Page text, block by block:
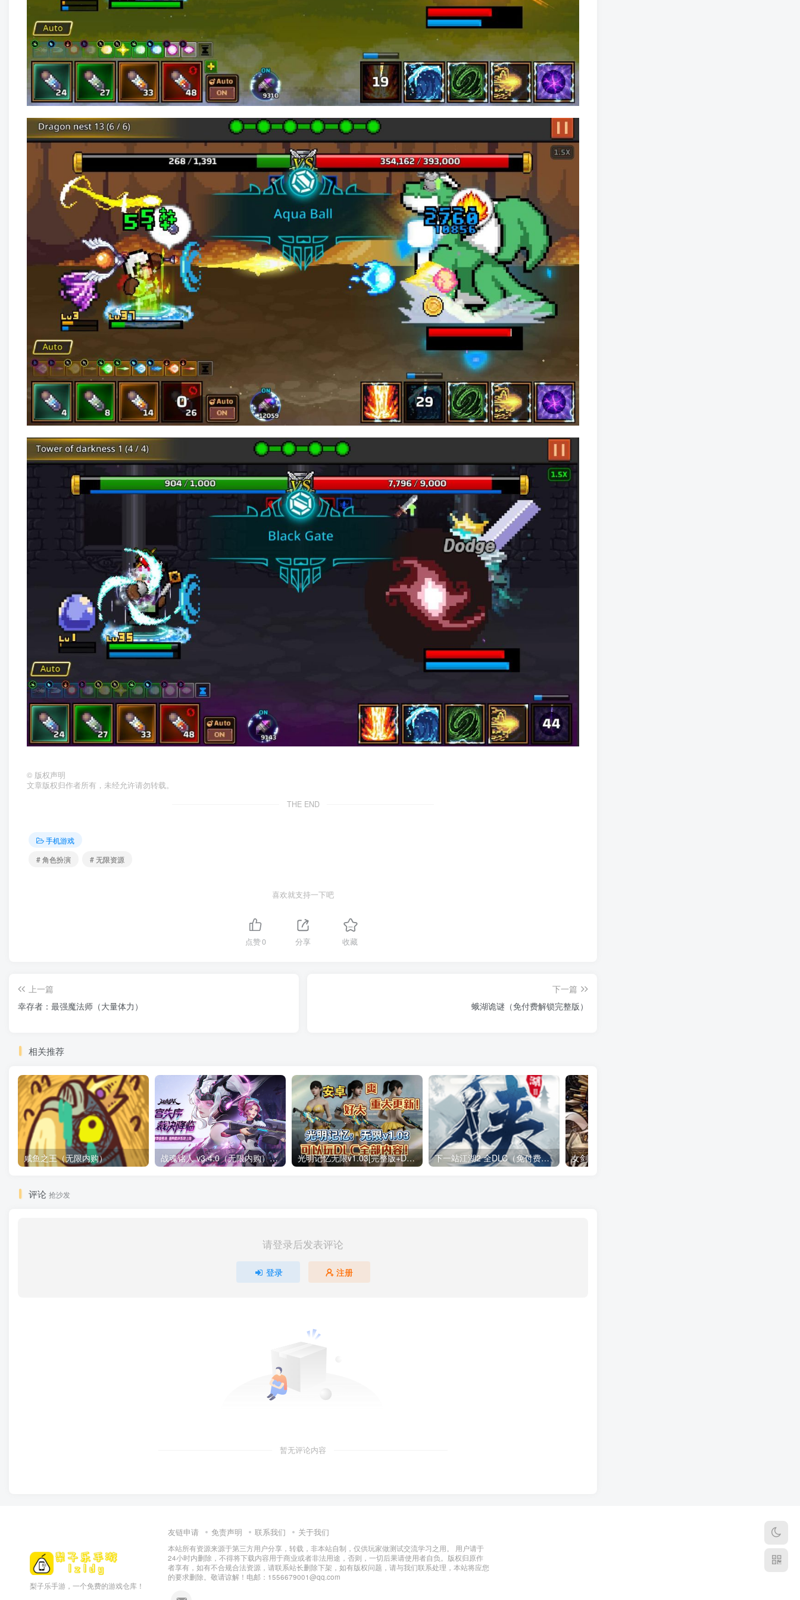
© 版权声明
文章版权归作者所有，未经允许请勿转载。
THE END
手机游戏
# 角色扮演
# 无限资源
喜欢就支持一下吧
点赞0 分享 收藏
上一篇
幸存者：最强魔法师（大量体力）
下一篇
蛾湖诡谜（免付费解锁完整版）
相关推荐
咸鱼之王（无限内购） 战魂铭人 v3.4.0（无限内购）Steam移植 仙宫失序，裁决降临两名新英雄，来自仙宫城！道具羁绊系统上线！ 光明记忆无限v1.03[完整版+DLC+mod版]Steam移植 下一站江湖2 全DLC（免付费解锁完整版）Steam移植
评论 抢沙发
请登录后发表评论
登录 注册
暂无评论内容
梨子乐手游，一个免费的游戏仓库！
友链申请 免责声明 联系我们 关于我们
本站所有资源来源于第三方用户分享，转载，非本站自制，仅供玩家做测试交流学习之用。 用户请于
24小时内删除，不得将下载内容用于商业或者非法用途，否则，一切后果请使用者自负。版权归原作
者享有，如有不合规合法资源，请联系站长删除下架，如有版权问题，请与我们联系处理，本站将应您
的要求删除。敬请谅解！电邮：1556679001@qq.com